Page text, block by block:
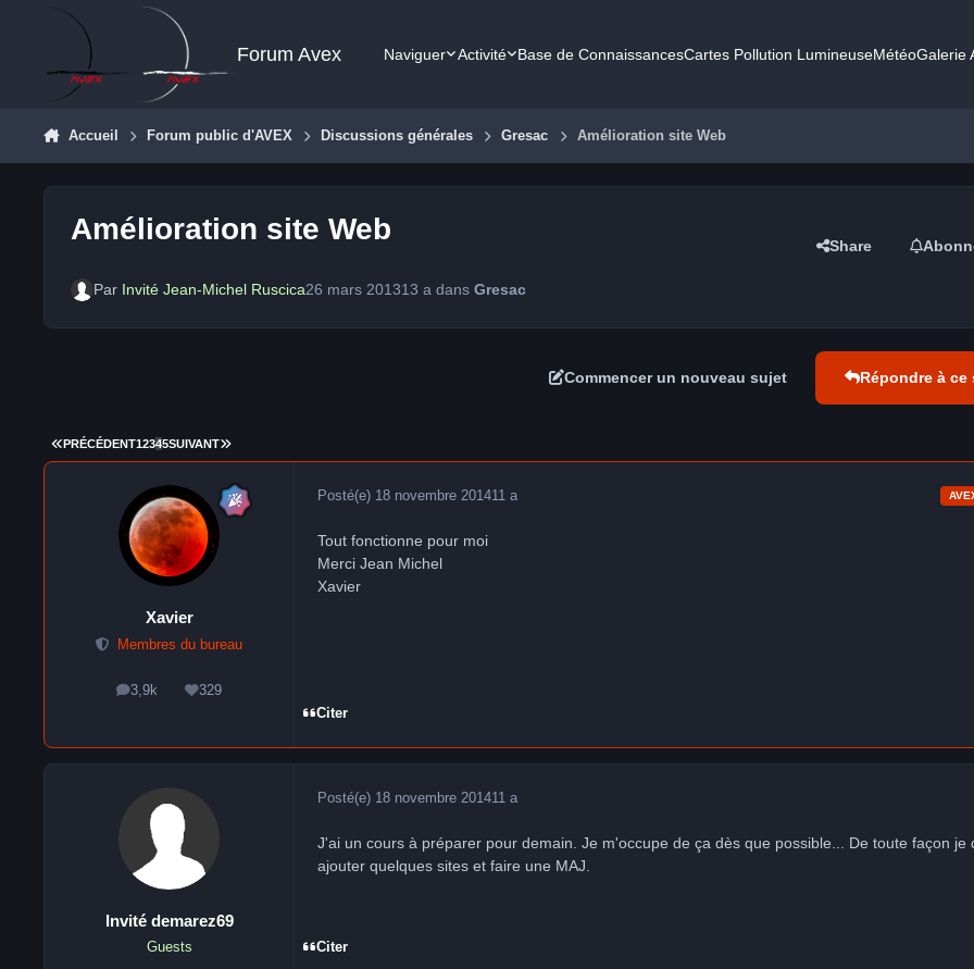
Aller au contenu
Forum Avex Naviguer Activité Base de ConnaissancesCartes Pollution LumineuseMétéoGalerie
Accueil Forum public d'AVEX Discussions générales Gresac Amélioration site Web
Amélioration site Web Share
Par Invité Jean-Michel Ruscica26 mars 201313 adans Gresac
Commencer un nouveau sujet Répondre à ce
PREMIÈRE PAGE
PRÉCÉDENT12345SUIVANT DERNIÈRE PAGE
Xavier
Membres du bureau
3,9k
messages329
Réputation
Posté(e) 18 novembre 201411 a
Tout fonctionne pour moi
Merci Jean Michel
Xavier
Citer
Invité demarez69
Guests
Posté(e) 18 novembre 201411 a
J'ai un cours à préparer pour demain. Je m'occupe de ça dès que possible... De toute façon je
ajouter quelques sites et faire une MAJ.
Citer